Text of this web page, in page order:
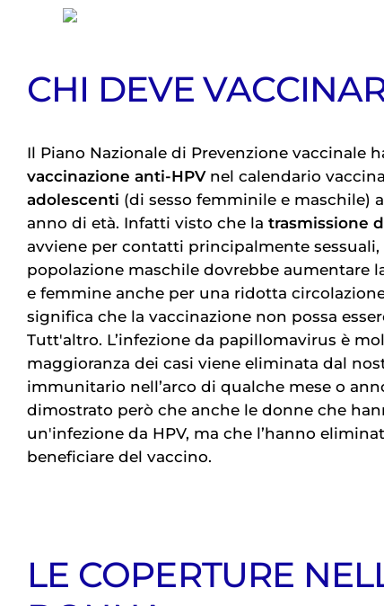
CHI DEVE
Il Piano Nazionale di Prevenzione vaccinale
vaccinazione anti-HPVnel calendario
adolescenti (di sesso femminile e maschile)
anno di età. Infatti visto che la trasmissione
avviene per contatti principalmente sessuali,
popolazione maschile dovrebbe aumentare
e femmine anche per una ridotta
significa che la vaccinazione non possa
Tutt'altro. L’infezione da papillomavirus è
maggioranza dei casi viene eliminata dal
immunitario nell’arco di qualche mese o
dimostrato però che anche le donne che
un'infezione da HPV, ma che l’hanno
beneficiare del vaccino.
LE COPERTURE